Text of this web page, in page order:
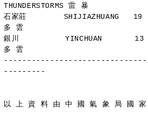
THUNDERSTORMS 雷 暴
石家莊        SHIJIAZHUANG
多 雲
銀川          YINCHUAN
多 雲
---------
以 上 資 料 由 中 國 氣 象 局 國